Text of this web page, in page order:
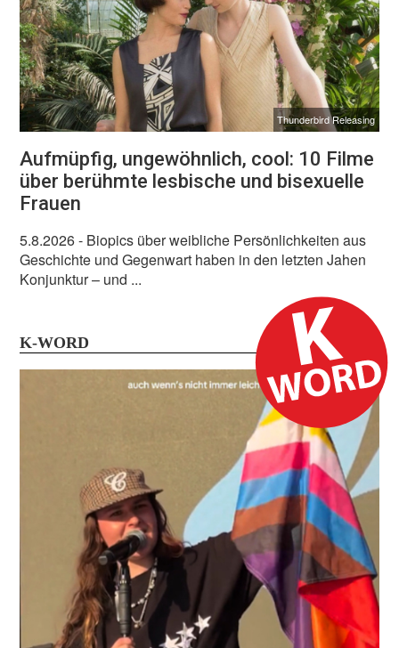
Thunderbird Releasing
Aufmüpfig, ungewöhnlich, cool: 10 Filme
über berühmte lesbische und bisexuelle
Frauen
5.8.2026- Biopics über weibliche Persönlichkeiten aus
Geschichte und Gegenwart haben in den letzten Jahen
Konjunktur – und ...
K-WORD